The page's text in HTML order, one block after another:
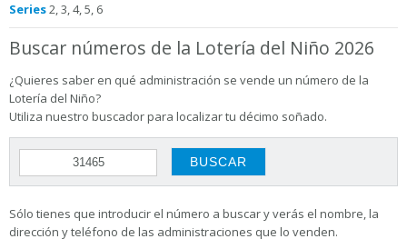
Series2, 3, 4, 5, 6
Buscar números de la Lotería del Niño 2026
¿Quieres saber en qué administración se vende un número de la
Lotería del Niño?
Utiliza nuestro buscador para localizar tu décimo soñado.
Sólo tienes que introducir el número a buscar y verás el nombre, la
dirección y teléfono de las administraciones que lo venden.